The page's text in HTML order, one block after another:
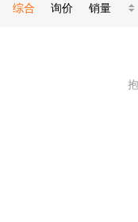
综合 询价 销量